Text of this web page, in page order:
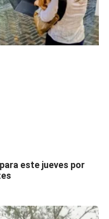
este jueves por